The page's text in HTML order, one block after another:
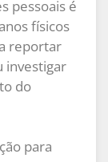
pessoais é
físicos
reportar
investigar
do
para